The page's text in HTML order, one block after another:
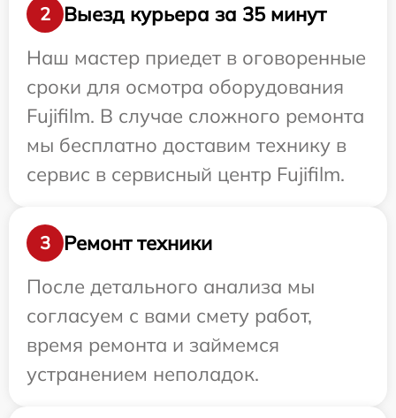
2
Выезд курьера за 35 минут
Наш мастер приедет в оговоренные
сроки для осмотра оборудования
Fujifilm. В случае сложного ремонта
мы бесплатно доставим технику в
сервис в сервисный центр Fujifilm.
3
Ремонт техники
После детального анализа мы
согласуем с вами смету работ,
время ремонта и займемся
устранением неполадок.